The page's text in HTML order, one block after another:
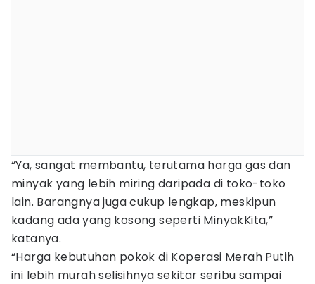
“Ya, sangat membantu, terutama harga gas dan
minyak yang lebih miring daripada di toko-toko
lain. Barangnya juga cukup lengkap, meskipun
kadang ada yang kosong seperti MinyakKita,”
katanya.
“Harga kebutuhan pokok di Koperasi Merah Putih
ini lebih murah selisihnya sekitar seribu sampai